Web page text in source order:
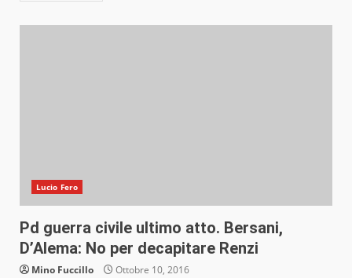
Lucio Fero
Pd guerra civile ultimo atto. Bersani,
D’Alema: No per decapitare Renzi
Mino Fuccillo Ottobre 10, 2016